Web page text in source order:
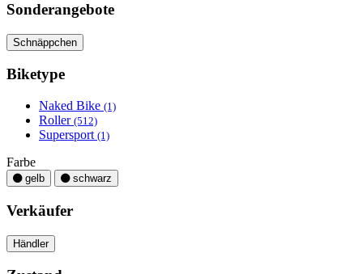
Sonderangebote
Schnäppchen
Biketype
Naked Bike (1)
Roller (512)
Supersport (1)
Farbe
gelb schwarz
Verkäufer
Händler